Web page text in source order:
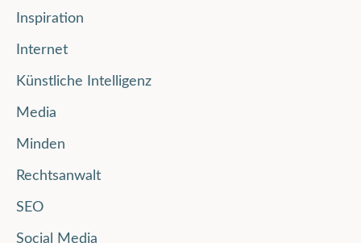
Inspiration
Internet
Künstliche Intelligenz
Media
Minden
Rechtsanwalt
SEO
Social Media